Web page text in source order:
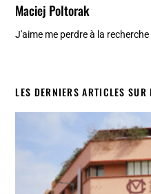
Maciej Poltorak
J'aime me perdre à la
LES DERNIERS ARTICLES